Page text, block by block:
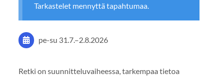
Tarkastelet mennyttä tapahtumaa.
pe-su 31.7.–2.8.2026
Retki on suunnitteluvaiheessa, tarkempaa tietoa